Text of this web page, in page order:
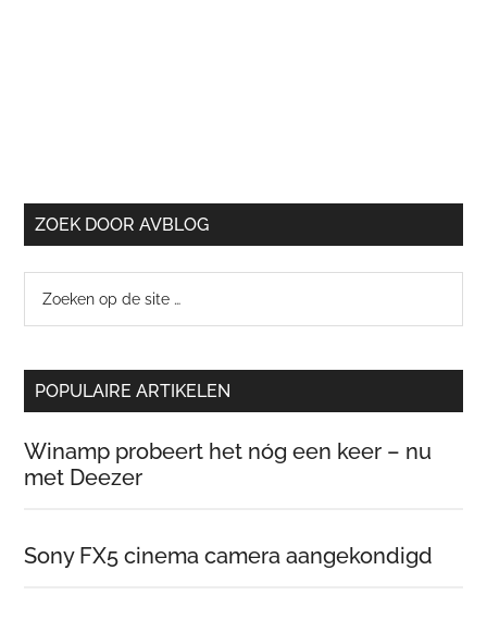
ZOEK DOOR AVBLOG
site
POPULAIRE ARTIKELEN
Winamp probeert het nóg een keer – nu
met Deezer
Sony FX5 cinema camera aangekondigd